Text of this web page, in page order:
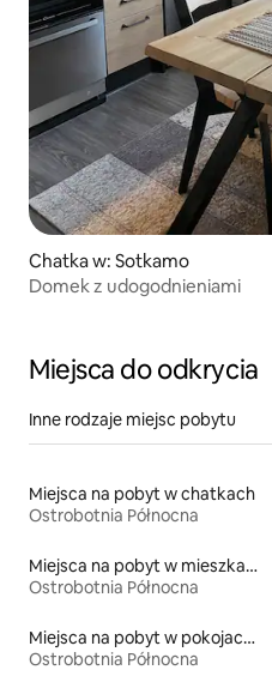
Chatka w: Sotkamo
Domek z udogodnieniami
Miejsca do odkrycia
Inne rodzaje miejsc pobytu
Miejsca na pobyt w chatkach
Ostrobotnia Północna
Miejsca na pobyt w mieszkaniach
Ostrobotnia Północna
Miejsca na pobyt w pokojach prywatnych z łazienką
Ostrobotnia Północna